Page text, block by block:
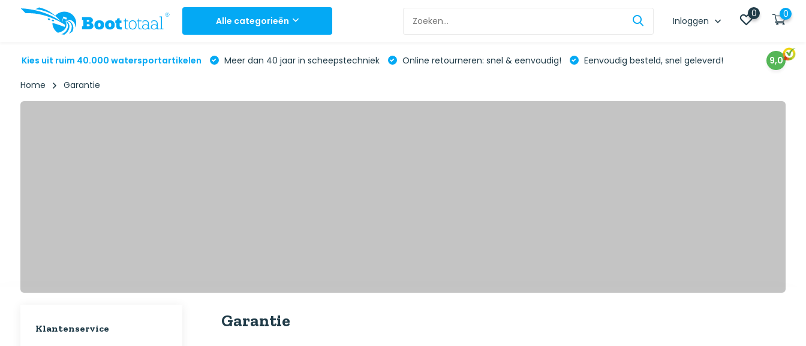
Alle categorieën Inloggen
0 0
Kies uit ruim 40.000 watersportartikelen Meer dan 40 jaar in scheepstechniek Online retourneren: snel & eenvoudig! Eenvoudig besteld, snel geleverd! 9,0
Home Garantie
Klantenservice Garantie